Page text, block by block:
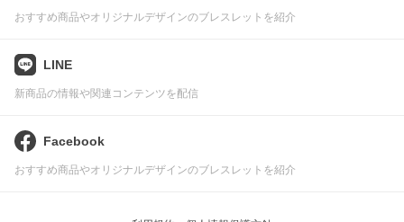
おすすめ商品やオリジナルデザインのブレスレットを紹介
LINE
新商品の情報や関連コンテンツを配信
Facebook
おすすめ商品やオリジナルデザインのブレスレットを紹介